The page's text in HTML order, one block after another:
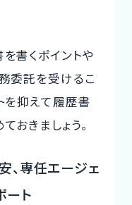
書くポイントや
委託を受けるこ
を抑えて履歴書
おきましょう。
、専任エージェ
ート